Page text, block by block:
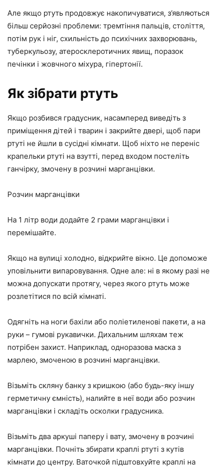
Але якщо ртуть продовжує накопичуватися, з’являються
більш серйозні проблеми: тремтіння пальців, століття,
потім рук і ніг, схильність до психічних захворювань,
туберкульозу, атеросклеротичних явищ, поразок
печінки і жовчного міхура, гіпертонії.
Як зібрати ртуть
Якщо розбився градусник, насамперед виведіть з
приміщення дітей і тварин і закрийте двері, щоб пари
ртуті не йшли в сусідні кімнати. Щоб ніхто не переніс
крапельки ртуті на взутті, перед входом постеліть
ганчірку, змочену в розчині марганцівки.
Розчин марганцівки
На 1 літр води додайте 2 грами марганцівки і
перемішайте.
Якщо на вулиці холодно, відкрийте вікно. Це допоможе
уповільнити випаровування. Одне але: ні в якому разі не
можна допускати протягу, через якого ртуть може
розлетітися по всій кімнаті.
Одягніть на ноги бахіли або поліетиленові пакети, а на
руки – гумові рукавички. Дихальним шляхам теж
потрібен захист. Наприклад, одноразова маска з
марлею, змоченою в розчині марганцівки.
Візьміть скляну банку з кришкою (або будь-яку іншу
герметичну ємність), налийте в неї води або розчин
марганцівки і складіть осколки градусника.
Візьміть два аркуші паперу і вату, змочену в розчині
марганцівки. Почніть збирати краплі ртуті з кутів
кімнати до центру. Ваточкой підштовхуйте краплі на